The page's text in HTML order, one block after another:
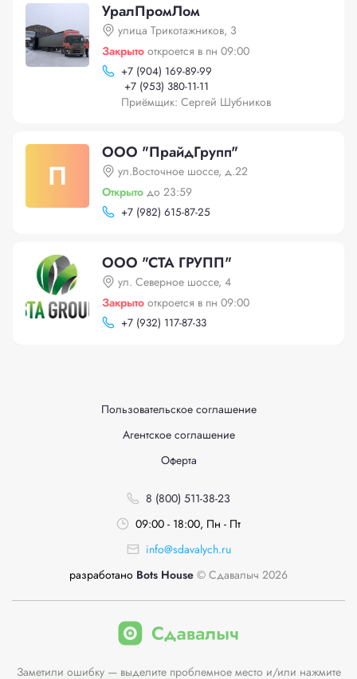
УралПромЛом
улица Трикотажников, 3
Закрыто откроется в пн 09:00
+7 (904) 169-89-99
+7 (953) 380-11-11
Приёмщик: Сергей Шубников
П
ООО "ПрайдГрупп"
ул.Восточное шоссе, д.22
Открыто до 23:59
+7 (982) 615-87-25
ООО "СТА ГРУПП"
ул. Северное шоссе, 4
Закрыто откроется в пн 09:00
+7 (932) 117-87-33
Пользовательское соглашение
Агентское соглашение
Оферта
8 (800) 511-38-23
09:00 - 18:00, Пн - Пт
info@sdavalych.ru
разработано Bots House © Сдавалыч 2026
Заметили ошибку — выделите проблемное место и/или нажмите